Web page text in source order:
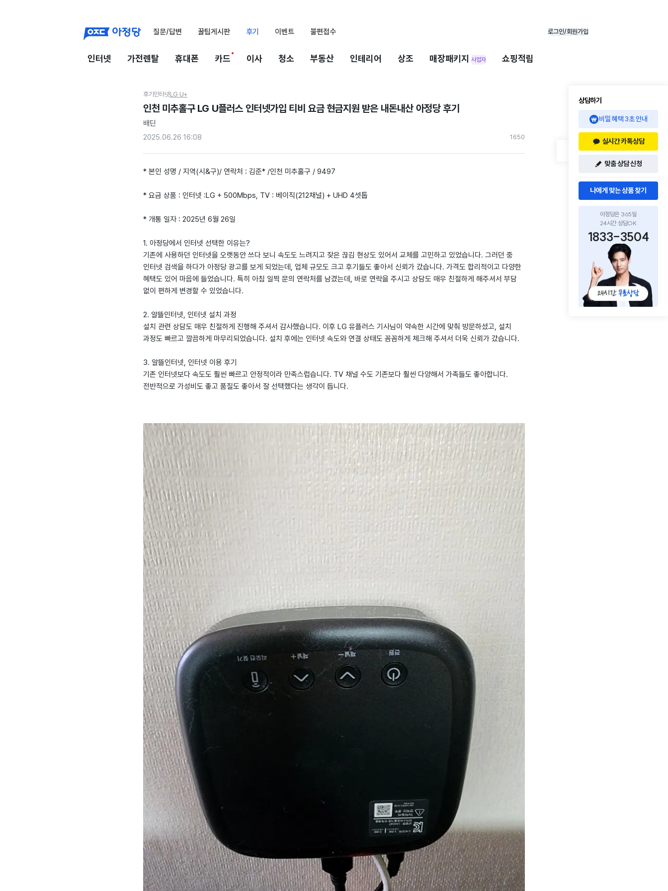
질문/답변 꿀팁게시판 후기 이벤트 불편접수 로그인/회원가입
인터넷 가전렌탈 휴대폰 카드 이사 청소 부동산 인테리어 상조 매장패키지 사업자 쇼핑적립
후기 인터넷LG U+
인천 미추홀구 LG U플러스 인터넷가입 티비 요금 현금지원 받은 내돈내산 아정당 후기
배딘
2025.06.26 16:08
1650
* 본인 성명 / 지역(시&구)/ 연락처 : 김준* /인천 미추홀구 / 9497
* 요금 상품 : 인터넷 :LG + 500Mbps, TV : 베이직(212채널) + UHD 4셋톱
* 개통 일자 : 2025년 6월 26일
1. 아정당에서 인터넷 선택한 이유는?
기존에 사용하던 인터넷을 오랫동안 쓰다 보니 속도도 느려지고 잦은 끊김 현상도 있어서 교체를 고민하고 있었습니다. 그러던 중
인터넷 검색을 하다가 아정당 광고를 보게 되었는데, 업체 규모도 크고 후기들도 좋아서 신뢰가 갔습니다. 가격도 합리적이고 다양한
혜택도 있어 마음에 들었습니다. 특히 아침 일찍 문의 연락처를 남겼는데, 바로 연락을 주시고 상담도 매우 친절하게 해주셔서 부담
없이 편하게 변경할 수 있었습니다.
2. 알뜰인터넷, 인터넷 설치 과정
설치 관련 상담도 매우 친절하게 진행해 주셔서 감사했습니다. 이후 LG 유플러스 기사님이 약속한 시간에 맞춰 방문하셨고, 설치
과정도 빠르고 깔끔하게 마무리되었습니다. 설치 후에는 인터넷 속도와 연결 상태도 꼼꼼하게 체크해 주셔서 더욱 신뢰가 갔습니다.
3. 알뜰인터넷, 인터넷 이용 후기
기존 인터넷보다 속도도 훨씬 빠르고 안정적이라 만족스럽습니다. TV 채널 수도 기존보다 훨씬 다양해서 가족들도 좋아합니다.
전반적으로 가성비도 좋고 품질도 좋아서 잘 선택했다는 생각이 듭니다.
상담하기
비밀 혜택 3초 안내
실시간 카톡상담
맞춤 상담 신청
나에게 맞는 상품 찾기
아정당은 365일
24시간 상담OK
1833-3504